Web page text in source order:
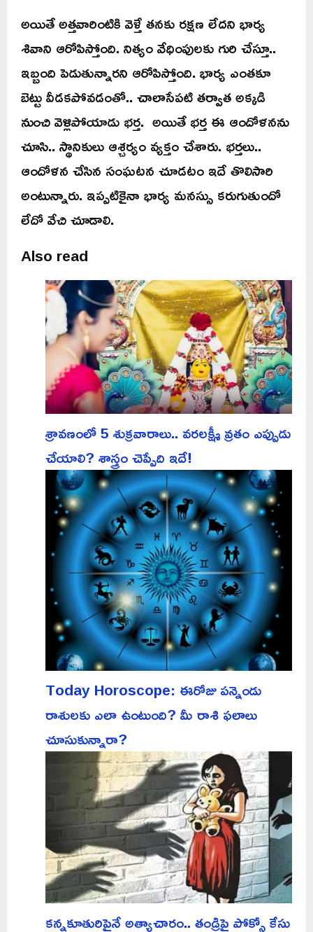
అయితే అత్తవారింటికి వెళ్తే తనకు రక్షణ లేదని భార్య
శివాని ఆరోపిస్తోంది. నిత్యం వేధింపులకు గురి చేస్తూ..
ఇబ్బంది పెడుతున్నారని ఆరోపిస్తోంది. భార్య ఎంతకూ
బెట్టు వీడకపోవడంతో.. చాలాసేపటి తర్వాత అక్కడి
నుంచి వెళ్లిపోయాడు భర్త. అయితే భర్త ఈ ఆందోళనను
చూసి.. స్థానికులు ఆశ్చర్యం వ్యక్తం చేశారు. భర్తలు..
ఆందోళన చేసిన సంఘటన చూడటం ఇదే తొలిసారి
అంటున్నారు. ఇప్పటికైనా భార్య మనస్సు కరుగుతుందో
లేదో వేచి చూడాలి.
Also read
శ్రావణంలో 5 శుక్రవారాలు.. వరలక్ష్మీ వ్రతం ఎప్పుడు
చేయాలి? శాస్త్రం చెప్పేది ఇదే!
Today Horoscope: ఈరోజు పన్నెండు
రాశులకు ఎలా ఉంటుంది? మీ రాశి ఫలాలు
చూసుకున్నారా?
కన్నకూతురిపైనే అత్యాచారం.. తండ్రిపై పోక్సో కేసు